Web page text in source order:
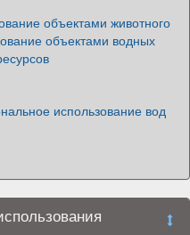
объектами животного
объектами водных
использование вод